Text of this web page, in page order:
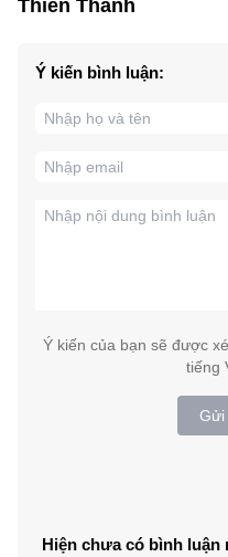
Thiên Thanh
Ý kiến bình luận:
Ý kiến của bạn sẽ được
tiếng
Gửi
Hiện chưa có bình